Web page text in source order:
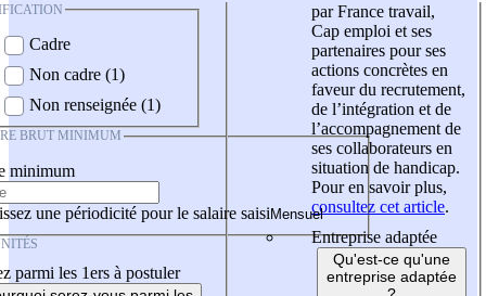
Cadre
Non cadre (1)
Non renseignée (1)
BRUT MINIMUM
minimum
une périodicité pour le salaire saisi
parmi les 1ers à postuler
par France travail,
Cap emploi et ses
partenaires pour ses
actions concrètes en
faveur du recrutement,
de l’intégration et de
l’accompagnement de
ses collaborateurs en
situation de handicap.
Pour en savoir plus,
consultez cet article.
Entreprise adaptée
Qu'est-ce qu'une
entreprise adaptée